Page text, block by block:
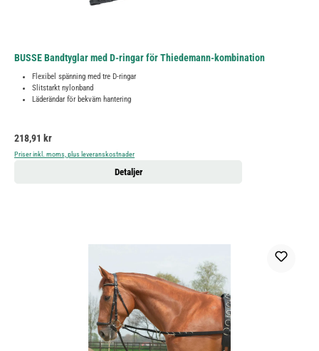
BUSSE Bandtyglar med D-ringar för Thiedemann-kombination
Flexibel spänning med tre D-ringar
Slitstarkt nylonband
Läderändar för bekväm hantering
Ordinarie pris:
218,91 kr
Priser inkl. moms, plus leveranskostnader
Detaljer